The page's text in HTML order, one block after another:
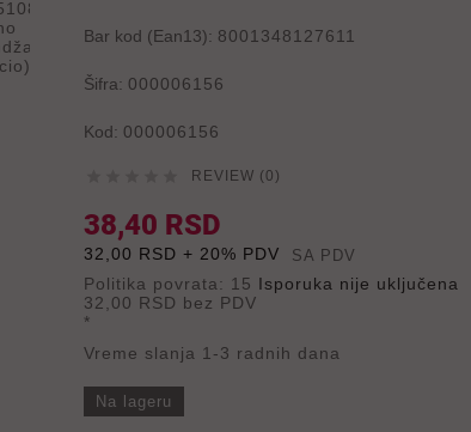
Bar kod (Ean13): 8001348127611
Šifra: 000006156
Kod: 000006156
REVIEW (0)
38,40 RSD
32,00 RSD + 20% PDV SA PDV
Politika povrata: 15 Isporuka nije uključena
32,00 RSD bez PDV
*
Vreme slanja 1-3 radnih dana
Na lageru